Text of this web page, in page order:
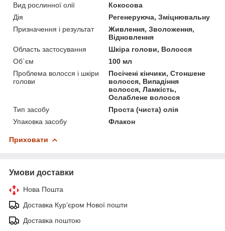
Вид рослинної олії
Кокосова
Дія
Регенеруюча, Зміцнювальну
Призначення і результат
Живлення, Зволоження,
Відновлення
Область застосування
Шкіра голови, Волосся
Об`єм
100 мл
Проблема волосся і шкіри
голови
Посічені кінчики, Стоншене
волосся, Випадіння
волосся, Ламкість,
Ослаблене волосся
Тип засобу
Проста (чиста) олія
Упаковка засобу
Флакон
Приховати
Умови доставки
Нова Пошта
Доставка Курʼєром Нової пошти
Доставка поштою